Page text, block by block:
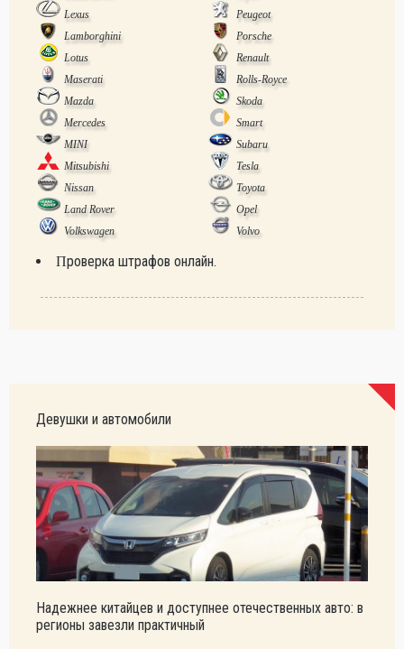
Lexus
Peugeot
Lamborghini
Porsche
Lotus
Renault
Maserati
Rolls-Royce
Mazda
Skoda
Mercedes
Smart
MINI
Subaru
Mitsubishi
Tesla
Nissan
Toyota
Land Rover
Opel
Volkswagen
Volvo
Проверка штрафов онлайн.
Девушки и автомобили
Надежнее китайцев и доступнее отечественных авто: в
регионы завезли практичный